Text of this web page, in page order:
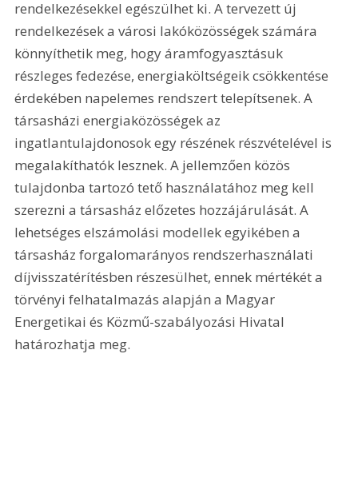
rendelkezésekkel egészülhet ki. A tervezett új
rendelkezések a városi lakóközösségek számára
könnyíthetik meg, hogy áramfogyasztásuk
részleges fedezése, energiaköltségeik csökkentése
érdekében napelemes rendszert telepítsenek. A
társasházi energiaközösségek az
ingatlantulajdonosok egy részének részvételével is
megalakíthatók lesznek. A jellemzően közös
tulajdonba tartozó tető használatához meg kell
szerezni a társasház előzetes hozzájárulását. A
lehetséges elszámolási modellek egyikében a
társasház forgalomarányos rendszerhasználati
díjvisszatérítésben részesülhet, ennek mértékét a
törvényi felhatalmazás alapján a Magyar
Energetikai és Közmű-szabályozási Hivatal
határozhatja meg.